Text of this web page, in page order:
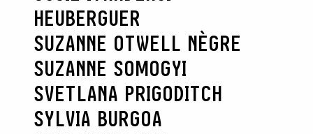
HEUBERGUER
SUZANNE OTWELL NÈGRE
SUZANNE SOMOGYI
SVETLANA PRIGODITCH
SYLVIA BURGOA